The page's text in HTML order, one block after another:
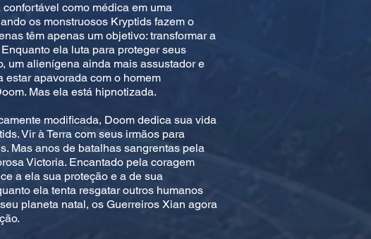
como médica em uma
os monstruosos Kryptids fazem o
têm apenas um objetivo: transformar a
ela luta para proteger seus
um alienígena ainda mais assustador e
estar apavorada com o homem
Mas ela está hipnotizada.
modificada, Doom dedica sua vida
Vir à Terra com seus irmãos para
Mas anos de batalhas sangrentas pela
Victoria. Encantado pela coragem
a ela sua proteção e a de sua
ela tenta resgatar outros humanos
planeta natal, os Guerreiros Xian agora